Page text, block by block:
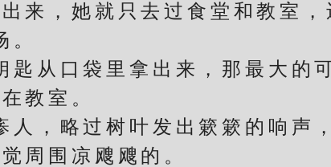
，她就只去过食堂和教室，
。
从口袋里拿出来，那最大的
教室。
，略过树叶发出簌簌的响声
周围凉飕飕的。